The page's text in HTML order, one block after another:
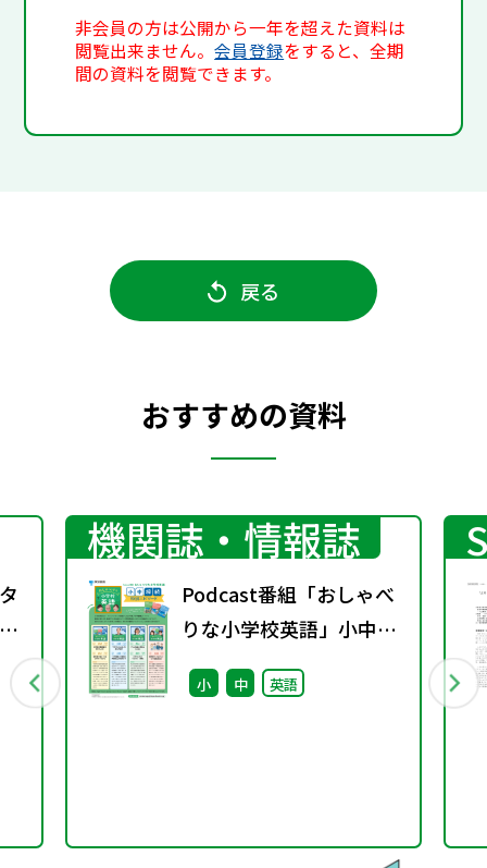
非会員の方は公開から一年を超えた資料は
閲覧出来ません。会員登録をすると、全期
間の資料を閲覧できます。
戻る
おすすめの資料
機関誌・情報誌
Podcast番組「おしゃべ
りな小学校英語」小中接
続エピソード配信のお知
らせ
小 中 英語